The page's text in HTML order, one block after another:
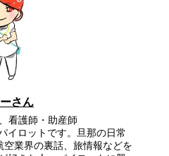
さん
看護師・助産師
イロットです。旦那の日常
業界の裏話、旅情報などを